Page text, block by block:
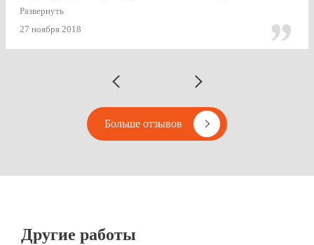
будущем, думаю, будем так же пользоваться услугами
Развернуть
27 ноября 2018
Больше отзывов
Другие работы